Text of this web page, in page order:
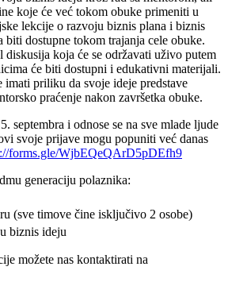
koje će već tokom obuke primeniti u
lekcije o razvoju biznis plana i biznis
biti dostupne tokom trajanja cele obuke.
diskusija koja će se održavati uživo putem
će biti dostupni i edukativni materijali.
priliku da svoje ideje predstave
praćenje nakon završetka obuke.
septembra i odnose se na sve mlade ljude
svoje prijave mogu popuniti već danas
forms.gle/WjbEQeQArD5pDEfh9
generaciju polaznika:
(sve timove čine isključivo 2 osobe)
biznis ideju
možete nas kontaktirati na